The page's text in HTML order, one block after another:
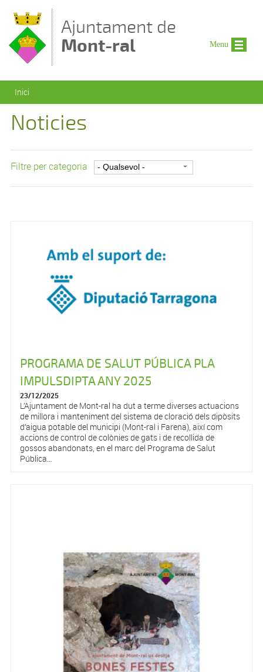
Ajuntament de
Mont-ral
Esteu aquí
Inici
Noticies
Filtre per categoria
PROGRAMA DE SALUT PÚBLICA PLA
IMPULSDIPTA ANY 2025
23/12/2025
L’Ajuntament de Mont-ral ha dut a terme diverses actuacions
de millora i manteniment del sistema de cloració dels dipòsits
d’aigua potable del municipi (Mont-ral i Farena), així com
accions de control de colònies de gats i de recollida de
gossos abandonats, en el marc del Programa de Salut
Pública...
Menu